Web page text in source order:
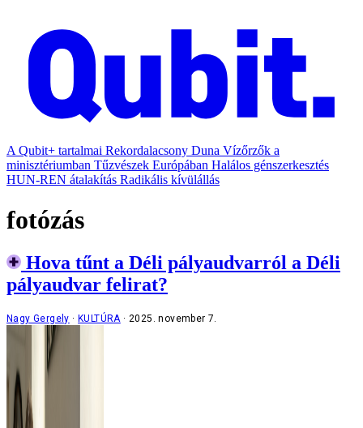
A Qubit+ tartalmai Rekordalacsony Duna Vízőrzők a
minisztériumban Tűzvészek Európában Halálos génszerkesztés
HUN-REN átalakítás Radikális kívülállás
fotózás
Hova tűnt a Déli pályaudvarról a Déli
pályaudvar felirat?
Nagy Gergely KULTÚRA 2025. november 7.